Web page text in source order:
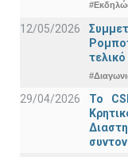
12/05/2026
29/04/2026
Το